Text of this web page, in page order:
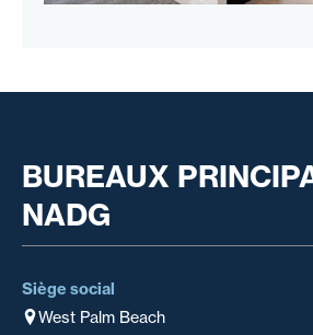
BUREAUX
NADG
Siège social
West Palm Beach